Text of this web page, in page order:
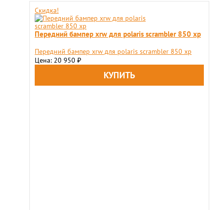
Скидка!
Передний бампер xrw для polaris scrambler 850 xp
Передний бампер xrw для polaris scrambler 850 xp
Цена: 20 950 ₽